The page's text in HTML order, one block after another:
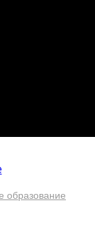
образование